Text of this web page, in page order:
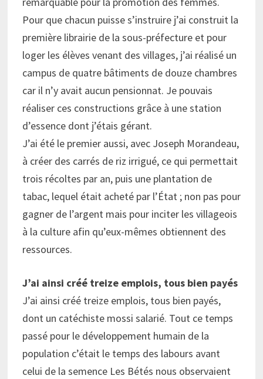
Pour que chacun puisse s’instruire j’ai construit la
première librairie de la sous-préfecture et pour
loger les élèves venant des villages, j’ai réalisé un
campus de quatre bâtiments de douze chambres
car il n’y avait aucun pensionnat. Je pouvais
réaliser ces constructions grâce à une station
d’essence dont j’étais gérant.
J’ai été le premier aussi, avec Joseph Morandeau,
à créer des carrés de riz irrigué, ce qui permettait
trois récoltes par an, puis une plantation de
tabac, lequel était acheté par l’État ; non pas pour
gagner de l’argent mais pour inciter les villageois
à la culture afin qu’eux-mêmes obtiennent des
ressources.
J’ai ainsi créé treize emplois, tous bien payés
J’ai ainsi créé treize emplois, tous bien payés,
dont un catéchiste mossi salarié. Tout ce temps
passé pour le développement humain de la
population c’était le temps des labours avant
celui de la semence Les Bétés nous observaient